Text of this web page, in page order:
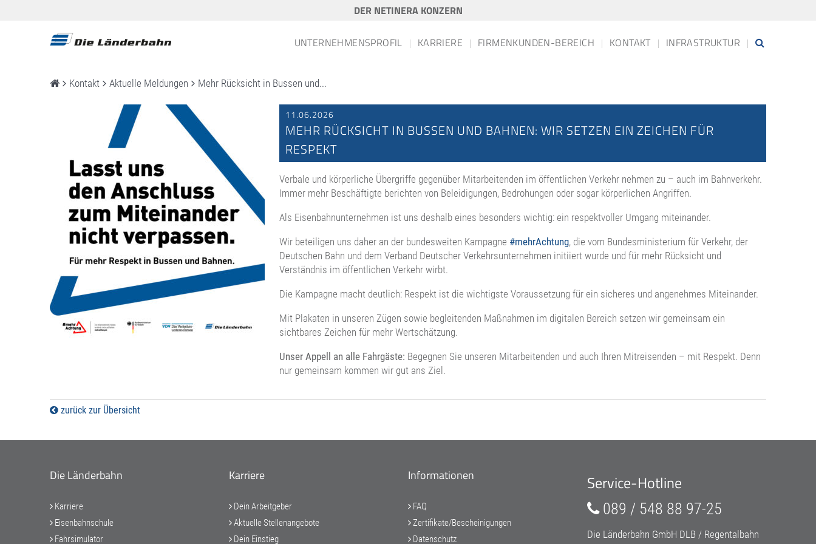
DER NETINERA KONZERN
UNTERNEHMENSPROFIL KARRIERE FIRMENKUNDEN-BEREICH KONTAKT INFRASTRUKTUR
Kontakt Aktuelle Meldungen Mehr Rücksicht in Bussen und...
11.06.2026
MEHR RÜCKSICHT IN BUSSEN UND BAHNEN: WIR SETZEN EIN ZEICHEN FÜR
RESPEKT
Verbale und körperliche Übergriffe gegenüber Mitarbeitenden im öffentlichen Verkehr nehmen zu – auch im Bahnverkehr.
Immer mehr Beschäftigte berichten von Beleidigungen, Bedrohungen oder sogar körperlichen Angriffen.
Als Eisenbahnunternehmen ist uns deshalb eines besonders wichtig: ein respektvoller Umgang miteinander.
Wir beteiligen uns daher an der bundesweiten Kampagne #mehrAchtung, die vom Bundesministerium für Verkehr, der
Deutschen Bahn und dem Verband Deutscher Verkehrsunternehmen initiiert wurde und für mehr Rücksicht und
Verständnis im öffentlichen Verkehr wirbt.
Die Kampagne macht deutlich: Respekt ist die wichtigste Voraussetzung für ein sicheres und angenehmes Miteinander.
Mit Plakaten in unseren Zügen sowie begleitenden Maßnahmen im digitalen Bereich setzen wir gemeinsam ein
sichtbares Zeichen für mehr Wertschätzung.
Unser Appell an alle Fahrgäste: Begegnen Sie unseren Mitarbeitenden und auch Ihren Mitreisenden – mit Respekt. Denn
nur gemeinsam kommen wir gut ans Ziel.
zurück zur Übersicht
Die Länderbahn
Karriere
Eisenbahnschule
Fahrsimulator
Karriere
Dein Arbeitgeber
Aktuelle Stellenangebote
Dein Einstieg
Informationen
FAQ
Zertifikate/Bescheinigungen
Datenschutz
Service-Hotline
089 / 548 88 97-25
Die Länderbahn GmbH DLB / Regentalbahn